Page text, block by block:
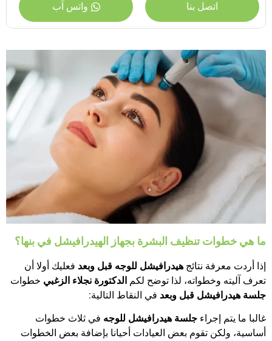
اتصل بنا واتس آب
ما هي خطوات تنظيف البشرة بجهاز الهيدرافيشل في بنها؟
إذا أردت معرفة نتائج هيدرافيشل للوجه قبل وبعد فعليك أولا أن
تعرف آليته وخطواته، لذا توضح لكم الدكتورة نجلاء الزغبي خطوات
جلسة هيدرافيشل قبل وبعد في النقاط التالية:
غالبا ما يتم إجراء جلسة هيدرافيشل للوجه في ثلاث خطوات
أساسية، ولكن تقوم بعض العيادات أحيانا بإضافة بعض الخطوات